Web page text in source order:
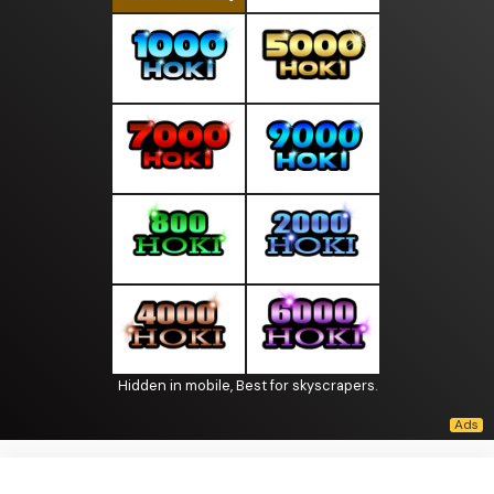
Hidden in mobile, Best for skyscrapers.